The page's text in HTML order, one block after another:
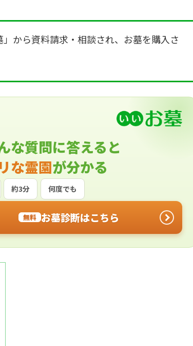
から資料請求・相談され、お墓を購入さ
な質問に答えると
な霊園が分かる
約3分 何度でも
無料 お墓診断はこちら